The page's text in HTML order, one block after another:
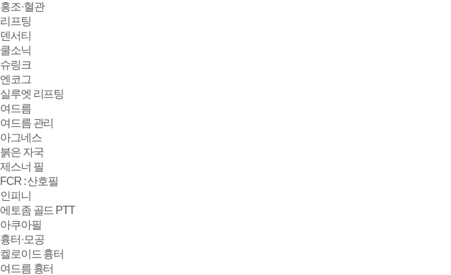
홍조·혈관
리프팅
덴서티
쿨소닉
슈링크
엔코그
실루엣 리프팅
여드름
여드름 관리
아그네스
붉은 자국
제스너 필
FCR : 산호필
인피니
에토좀 골드 PTT
아쿠아필
흉터·모공
켈로이드 흉터
여드름 흉터